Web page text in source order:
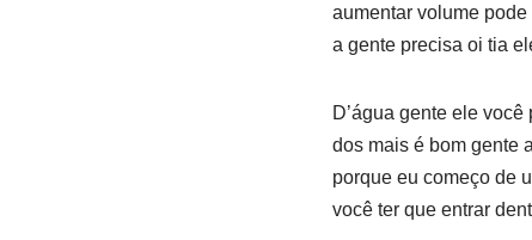
aumentar volume
a gente precisa oi tia
D’água gente ele
dos mais é bom gente
porque eu começo de
você ter que entrar